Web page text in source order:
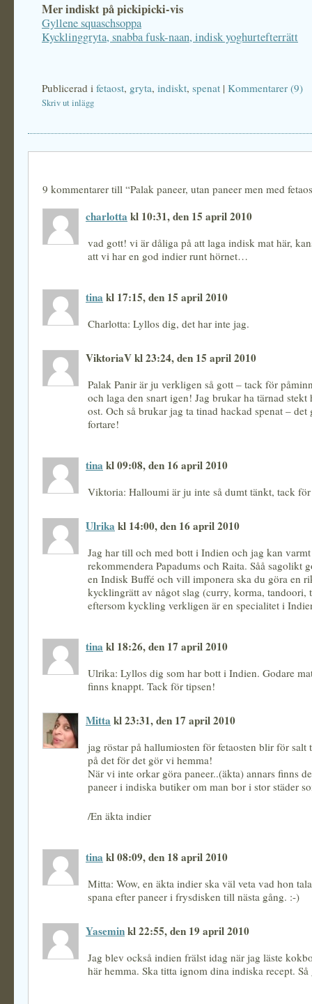
Mer indiskt på pickipicki-vis
Gyllene squaschsoppa
Kycklinggryta, snabba fusk-naan, indisk yoghurtefterrätt
Publicerad i fetaost, gryta, indiskt, spenat | Kommentarer (9)
Skriv ut inlägg
9 kommentarer till “Palak paneer, utan paneer men med
charlotta kl 10:31, den 15 april 2010
vad gott! vi är dåliga på att laga indisk mat här,
att vi har en god indier runt hörnet…
tina kl 17:15, den 15 april 2010
Charlotta: Lyllos dig, det har inte jag.
ViktoriaV kl 23:24, den 15 april 2010
Palak Panir är ju verkligen så gott – tack för
och laga den snart igen! Jag brukar ha tärnad
ost. Och så brukar jag ta tinad hackad spenat – det
fortare!
tina kl 09:08, den 16 april 2010
Viktoria: Halloumi är ju inte så dumt tänkt, tack
Ulrika kl 14:00, den 16 april 2010
Jag har till och med bott i Indien och jag kan varmt
rekommendera Papadums och Raita. Såå sagolikt
en Indisk Buffé och vill imponera ska du göra en
kycklingrätt av något slag (curry, korma, tandoori,
eftersom kyckling verkligen är en specialitet i
tina kl 18:26, den 17 april 2010
Ulrika: Lyllos dig som har bott i Indien. Godare
finns knappt. Tack för tipsen!
Mitta kl 23:31, den 17 april 2010
jag röstar på hallumiosten för fetaosten blir för salt
på det för det gör vi hemma!
När vi inte orkar göra paneer..(äkta) annars finns
paneer i indiska butiker om man bor i stor städer
/En äkta indier
tina kl 08:09, den 18 april 2010
Mitta: Wow, en äkta indier ska väl veta vad hon
spana efter paneer i frysdisken till nästa gång. :-)
Yaseminkl 22:55, den 19 april 2010
Jag blev också indien frälst idag när jag läste
här hemma. Ska titta ignom dina indiska recept.